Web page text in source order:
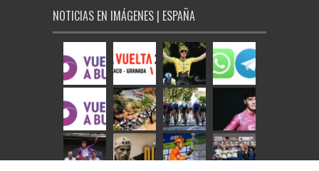
NOTICIAS EN IMÁGENES | ESPAÑA